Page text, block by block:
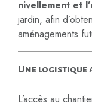
nivellement et
jardin, afin
aménagements
Une logistique
L’accès au